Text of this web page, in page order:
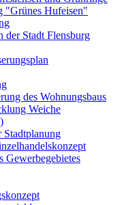
"Grünes Hufeisen"
der Stadt Flensburg
des Wohnungsbaus
Weiche
Stadtplanung
Gewerbegebietes